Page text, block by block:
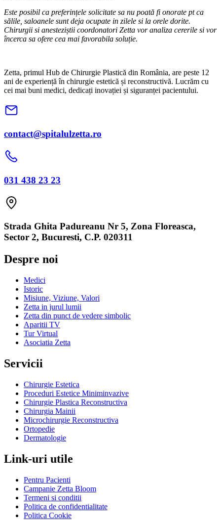
Este posibil ca preferințele solicitate sa nu poată fi onorate pt ca
sălile, saloanele sunt deja ocupate in zilele si la orele dorite.
Chirurgii si anesteziștii coordonatori Zetta vor analiza cererile si vor
încerca sa ofere cea mai favorabila soluție.
Zetta, primul Hub de Chirurgie Plastică din România, are peste 12
ani de experiență în chirurgie estetică și reconstructivă. Lucrăm cu
cei mai buni medici, dedicați inovației și siguranței pacientului.
contact@spitalulzetta.ro
031 438 23 23
Strada Ghita Padureanu Nr 5, Zona Floreasca,
Sector 2, Bucuresti, C.P. 020311
Despre noi
Medici
Istoric
Misiune, Viziune, Valori
Zetta in jurul lumii
Zetta din punct de vedere simbolic
Aparitii TV
Tur Virtual
Asociatia Zetta
Servicii
Chirurgie Estetica
Proceduri Estetice Miniminvazive
Chirurgie Plastica Reconstructiva
Chirurgia Mainii
Microchirurgie Reconstructiva
Ortopedie
Dermatologie
Link-uri utile
Pentru Pacienti
Campanie Zetta Bloom
Termeni si conditii
Politica de confidentialitate
Politica Cookie